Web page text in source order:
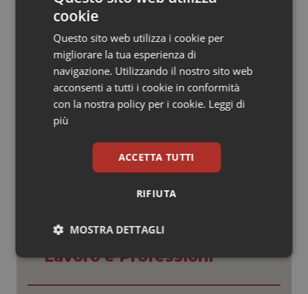
Tumori gastrointestinali
Ulcera & Reflusso
Vaccini
di piazza, per stabilire una ferma e forte volontà di
proporre una dialettica istituzionale concreta ed
efficace per una reale valorizzazione e
riconoscimento.
11 Aprile 2022
© Riproduzione riservata
Potrebbe interessarti in
Lavoro e Professioni
cookie
Questo sito web utilizza i cookie per
migliorare la tua esperienza di
navigazione. Utilizzando il nostro sito web
acconsenti a tutti i cookie in conformità
con la nostra policy per i cookie. Leggi di
più
ACCETTA TUTTI
RIFIUTA
MOSTRA DETTAGLI
Necessari Statistici Marketing